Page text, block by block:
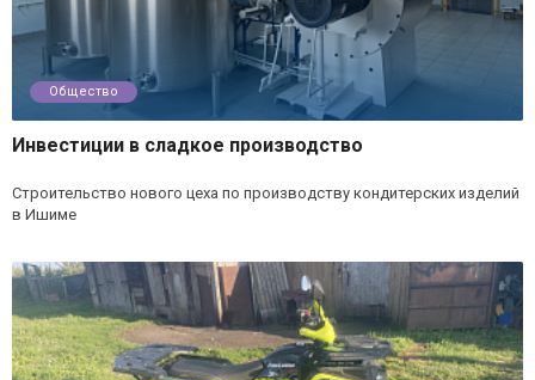
Общество
Инвестиции в сладкое производство
Строительство нового цеха по производству кондитерских изделий
в Ишиме